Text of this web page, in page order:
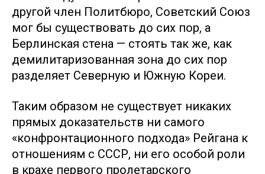
другой член Политбюро, Советский Союз
мог бы существовать до сих пор, а
Берлинская стена — стоять так же, как
демилитаризованная зона до сих пор
разделяет Северную и Южную Кореи.
Таким образом не существует никаких
прямых доказательств ни самого
«конфронтационного подхода» Рейгана к
отношениям с СССР, ни его особой роли
в крахе первого пролетарского